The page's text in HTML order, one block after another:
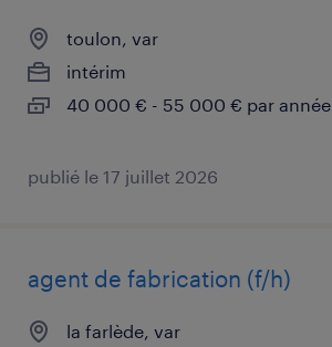
toulon, var
intérim
40 000 € - 55 000 € par année
publié le 17 juillet 2026
agent de fabrication (f/h)
la farlède, var